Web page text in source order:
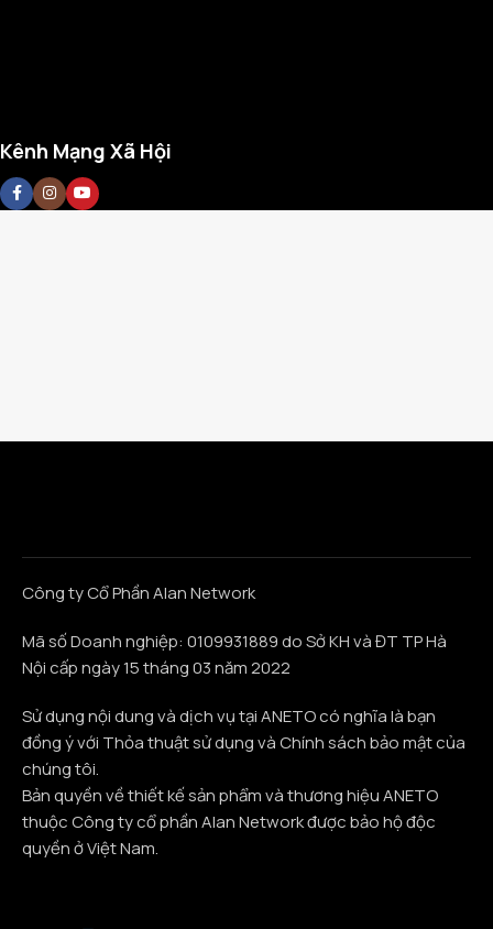
Kênh Mạng Xã Hội
Công ty Cổ Phần Alan Network
Mã số Doanh nghiệp: 0109931889 do Sở KH và ĐT TP Hà
Nội cấp ngày 15 tháng 03 năm 2022
Sử dụng nội dung và dịch vụ tại ANETO có nghĩa là bạn
đồng ý với Thỏa thuật sử dụng và Chính sách bảo mật của
chúng tôi.
Bản quyền về thiết kế sản phẩm và thương hiệu ANETO
thuộc Công ty cổ phần Alan Network được bảo hộ độc
quyền ở Việt Nam.